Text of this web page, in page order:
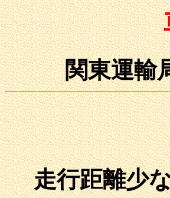
関東運輸
走行距離少